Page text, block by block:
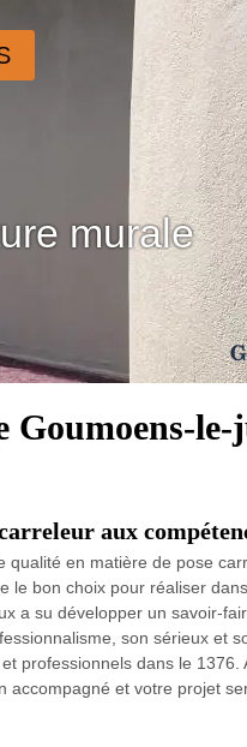
murale
Goumoens-le-
aux
qualité en matière de pose
le bon choix pour réaliser
a su développer un savoir-
son sérieux et
professionnels dans le 1376.
accompagné et votre projet